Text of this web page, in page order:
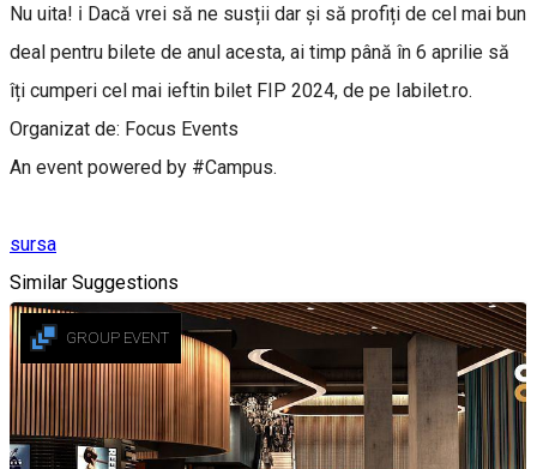
Nu uita! ℹ️ Dacă vrei să ne susții dar și să profiți de cel mai bun
deal pentru bilete de anul acesta, ai timp până în 6 aprilie să
îți cumperi cel mai ieftin bilet FIP 2024, de pe Iabilet.ro.
Organizat de: Focus Events
An event powered by #Campus.
sursa
Similar Suggestions
GROUP EVENT